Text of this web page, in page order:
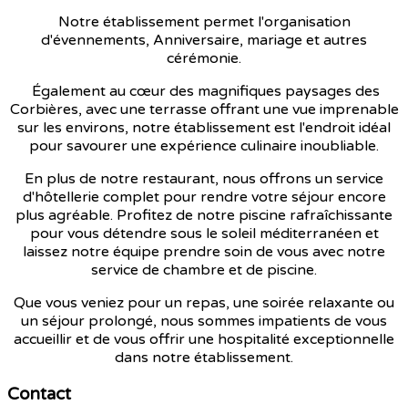
Notre établissement permet l'organisation
d'évennements, Anniversaire, mariage et autres
cérémonie.
Également au cœur des magnifiques paysages des
Corbières, avec une terrasse offrant une vue imprenable
sur les environs, notre établissement est l'endroit idéal
pour savourer une expérience culinaire inoubliable.
En plus de notre restaurant, nous offrons un service
d'hôtellerie complet pour rendre votre séjour encore
plus agréable. Profitez de notre piscine rafraîchissante
pour vous détendre sous le soleil méditerranéen et
laissez notre équipe prendre soin de vous avec notre
service de chambre et de piscine.
Que vous veniez pour un repas, une soirée relaxante ou
un séjour prolongé, nous sommes impatients de vous
accueillir et de vous offrir une hospitalité exceptionnelle
dans notre établissement.
Contact